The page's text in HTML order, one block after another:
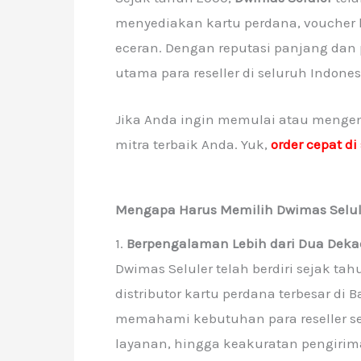
menyediakan kartu perdana,
eceran. Dengan reputasi panjang
utama para reseller di seluruh
Jika Anda ingin memulai atau
mitra terbaik Anda. Yuk, order cepat
Mengapa Harus Memilih Dwimas
1. Berpengalaman Lebih dari Dua
Dwimas Seluler telah berdiri sejak
distributor kartu perdana terbesar di
memahami kebutuhan para reseller
layanan, hingga keakuratan